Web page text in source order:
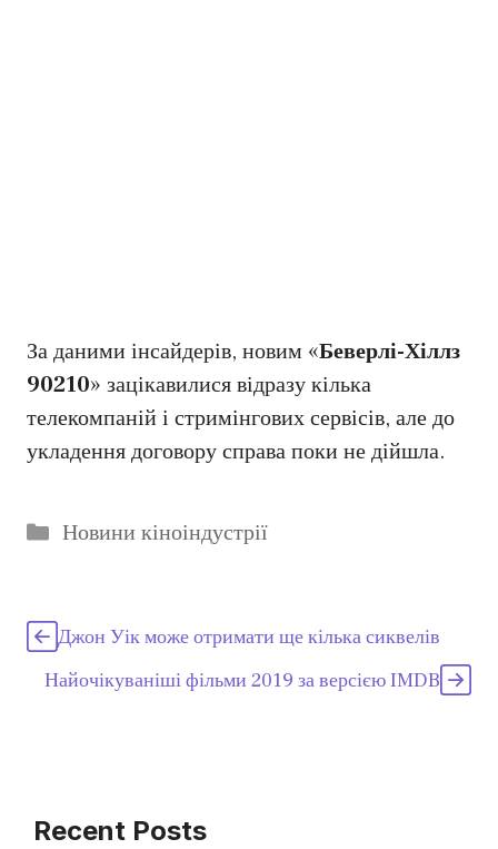
За даними інсайдерів, новим «Беверлі-Хіллз
90210» зацікавилися відразу кілька
телекомпаній і стримінгових сервісів, але до
укладення договору справа поки не дійшла.
Категорії
Новини кіноіндустрії
Джон Уік може отримати ще кілька сиквелів
Найочікуваніші фільми 2019 за версією IMDB
Recent Posts